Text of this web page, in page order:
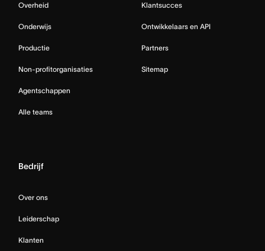
Overheid
Onderwijs
Productie
Non-profitorganisaties
Agentschappen
Alle teams
Klantsucces
Ontwikkelaars en API
Partners
Sitemap
Bedrijf
Over ons
Leiderschap
Klanten